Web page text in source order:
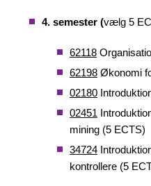
4. semester (vælg 5
62118
62198 Økonomi
02180
02451
mining (5 ECTS)
34724
kontrollere (5